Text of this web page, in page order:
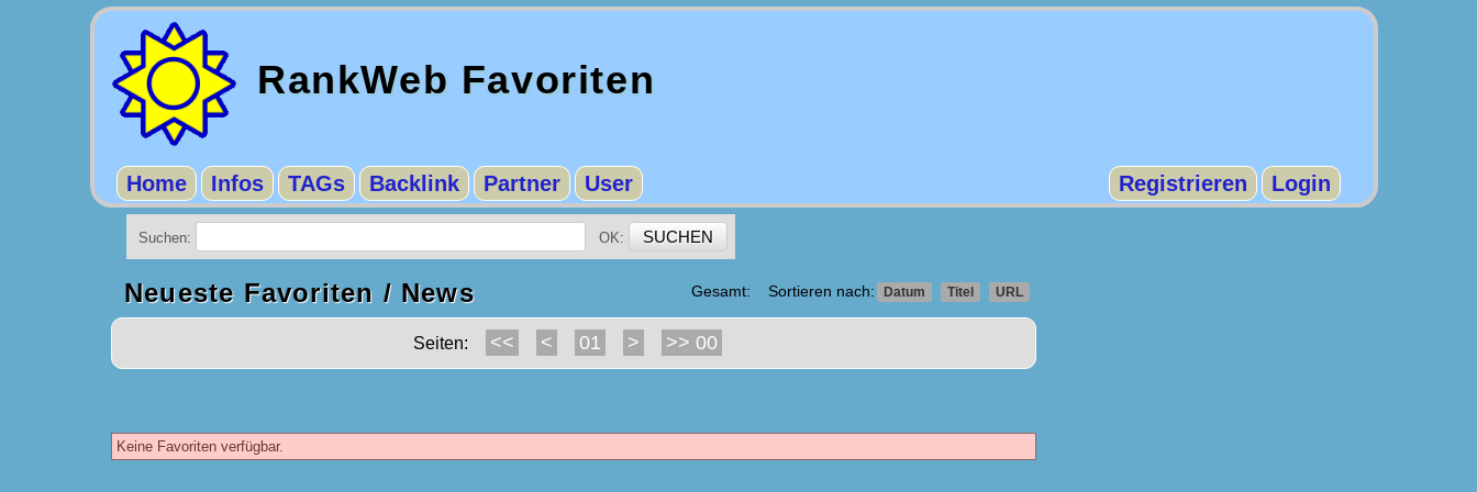
RankWeb Favoriten
Home Infos TAGs Backlink Partner User Login
Registrieren
Suchen: OK:
Gesamt: Sortieren nach: Datum Titel URL
Neueste Favoriten / News
Seiten: << < 01 > >> 00
Keine Favoriten verfügbar.